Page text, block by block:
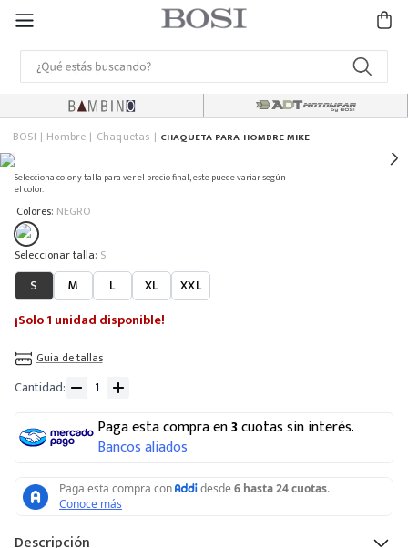
BOSI Hombre Chaquetas CHAQUETA PARA HOMBRE MIKE
Selecciona color y talla para ver el precio final, este puede variar según
el color.
Colores: NEGRO
: S
S M L XL
XXL
¡Solo 1 unidad disponible!
Guia de tallas
Cantidad
Paga esta compra en3cuotas sin interés.
Bancos aliados
Descripción